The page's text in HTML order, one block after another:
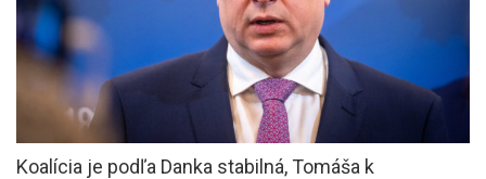
Koalícia je podľa Danka stabilná, Tomáša k